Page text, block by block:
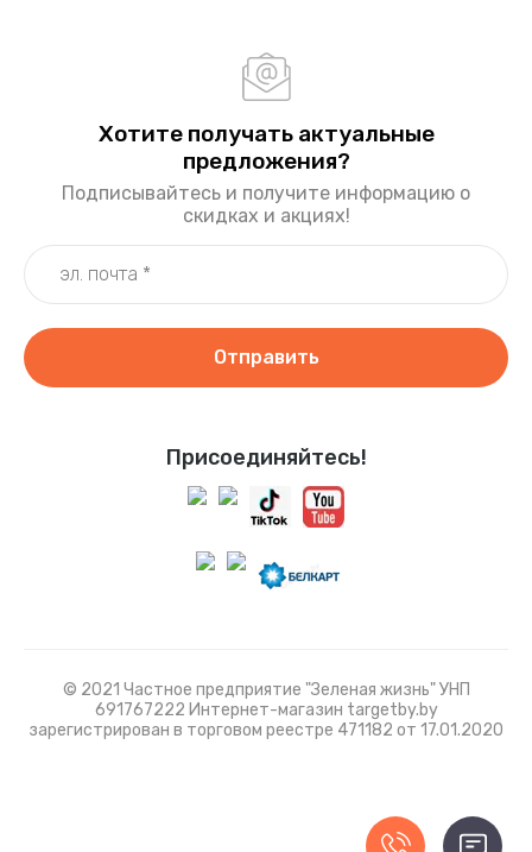
Присоединяйтесь!
Хотите получать актуальные
предложения?
Подписывайтесь и получите информацию о
скидках и акциях!
Отправить
© 2021 Частное предприятие "Зеленая жизнь" УНП
691767222 Интернет-магазин targetby.by
зарегистрирован в торговом реестре 471182 от 17.01.2020